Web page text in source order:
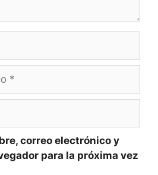
correo electrónico y
para la próxima vez